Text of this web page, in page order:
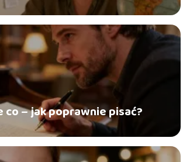
co – jak poprawnie pisać?